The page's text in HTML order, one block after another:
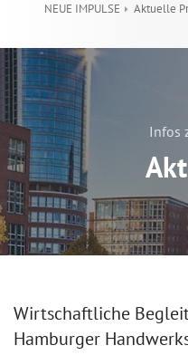
NEUE IMPULSE Aktuelle
Infos
Wirtschaftliche
Hamburger